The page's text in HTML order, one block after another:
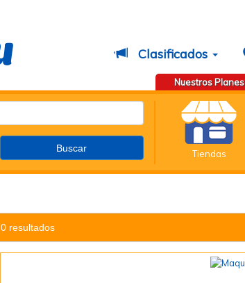
Clasificados
Nuestros Planes
Tiendas
0 resultados